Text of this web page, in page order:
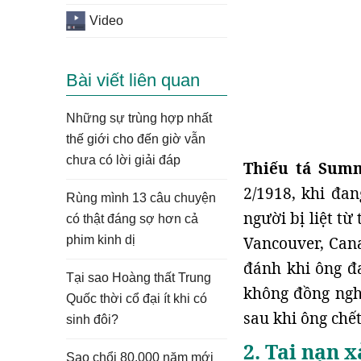
Thiếu tá
2/1918, khi
người bị liệt từ
Vancouver,
đánh khi ông
không đồng
sau khi ông
2. Tai nạn
Video
Bài viết liên quan
Những sự trùng hợp nhất
thế giới cho đến giờ vẫn
chưa có lời giải đáp
Rùng mình 13 câu chuyện
có thật đáng sợ hơn cả
phim kinh dị
Tại sao Hoàng thất Trung
Quốc thời cổ đại ít khi có
sinh đôi?
Sao chổi 80.000 năm mới